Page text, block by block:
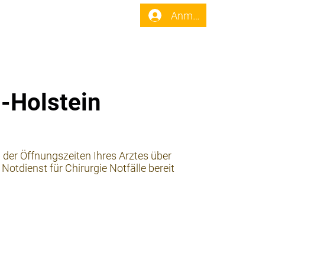
Anmelden
Holstein
Öffnungszeiten Ihres Arztes über
für Chirurgie Notfälle bereit